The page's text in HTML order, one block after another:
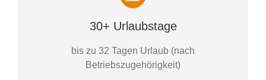
30+ Urlaubstage
bis zu 32 Tagen Urlaub (nach
Betriebszugehörigkeit)